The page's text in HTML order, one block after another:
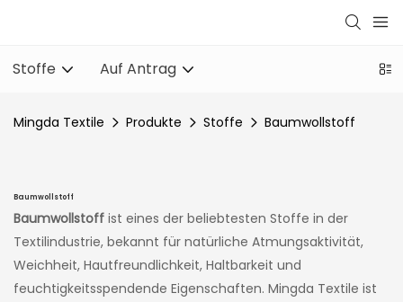
Stoffe Auf Antrag
Mingda Textile Produkte Stoffe Baumwollstoff
Baumwollstoff
Baumwollstoff ist eines der beliebtesten Stoffe in der
Textilindustrie, bekannt für natürliche Atmungsaktivität,
Weichheit, Hautfreundlichkeit, Haltbarkeit und
feuchtigkeitsspendende Eigenschaften. Mingda Textile ist